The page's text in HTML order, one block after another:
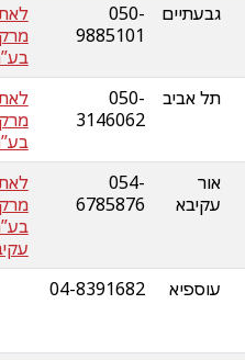
גבעתיים
050-
9885101
תל אביב
050-
3146062
אור
עקיבא
054-
6785876
עוספיא 04-8391682